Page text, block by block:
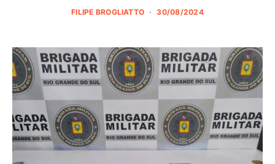
FILIPE BROGLIATTO 30/08/2024